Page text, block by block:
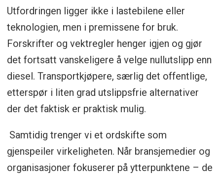
Utfordringen ligger ikke i lastebilene eller
teknologien, men i premissene for bruk.
Forskrifter og vektregler henger igjen og gjør
det fortsatt vanskeligere å velge nullutslipp enn
diesel. Transportkjøpere, særlig det offentlige,
etterspør i liten grad utslippsfrie alternativer
der det faktisk er praktisk mulig.
Samtidig trenger vi et ordskifte som
gjenspeiler virkeligheten. Når bransjemedier og
organisasjoner fokuserer på ytterpunktene – de